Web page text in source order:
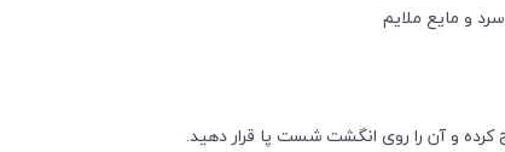
و مایع ملایم
کرده و آن را روی انگشت شست پا قرار دهید.